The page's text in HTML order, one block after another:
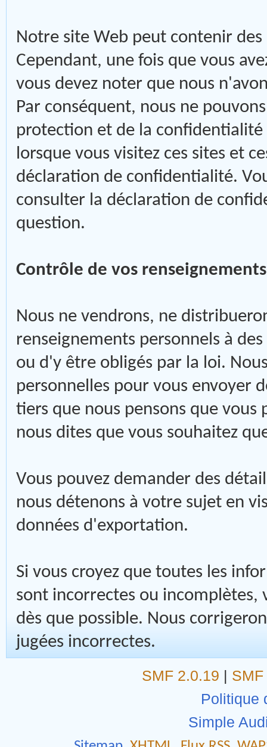
Notre site Web peut contenir
Cependant, une fois que vous
vous devez noter que nous
Par conséquent, nous ne
protection et de la
lorsque vous visitez ces sites et
déclaration de confidentialité.
consulter la déclaration de
question.
Contrôle de vos
Nous ne vendrons, ne
renseignements personnels à
ou d'y être obligés par la loi.
personnelles pour vous envoyer
tiers que nous pensons que
nous dites que vous souhaitez
Vous pouvez demander des
nous détenons à votre sujet en
données d'exportation.
Si vous croyez que toutes les
sont incorrectes ou incomplètes,
dès que possible. Nous
jugées incorrectes.
SMF 2.0.19 |
Politique
Simple